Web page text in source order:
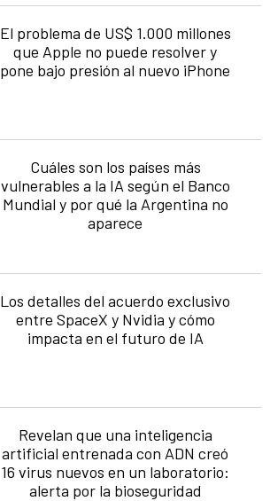
El problema de US$ 1.000 millones
que Apple no puede resolver y
pone bajo presión al nuevo iPhone
Cuáles son los países más
vulnerables a la IA según el Banco
Mundial y por qué la Argentina no
aparece
Los detalles del acuerdo exclusivo
entre SpaceX y Nvidia y cómo
impacta en el futuro de IA
Revelan que una inteligencia
artificial entrenada con ADN creó
16 virus nuevos en un laboratorio:
alerta por la bioseguridad